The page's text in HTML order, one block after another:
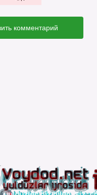
комментарий